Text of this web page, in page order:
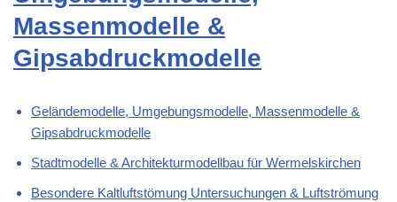
Massenmodelle &
Gipsabdruckmodelle
Geländemodelle, Umgebungsmodelle, Massenmodelle &
Gipsabdruckmodelle
Stadtmodelle & Architekturmodellbau für Wermelskirchen
Besondere Kaltluftstömung Untersuchungen & Luftströmung